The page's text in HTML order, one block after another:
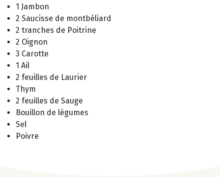
1 Jambon
2 Saucisse de montbéliard
2 tranches de Poitrine
2 Oignon
3 Carotte
1 Ail
2 feuilles de Laurier
Thym
2 feuilles de Sauge
Bouillon de légumes
Sel
Poivre